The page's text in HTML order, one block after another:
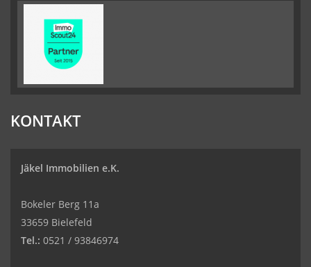
KONTAKT
Jäkel Immobilien e.K.
Bokeler Berg 11a
33659 Bielefeld
Tel.: 0521 / 93846974